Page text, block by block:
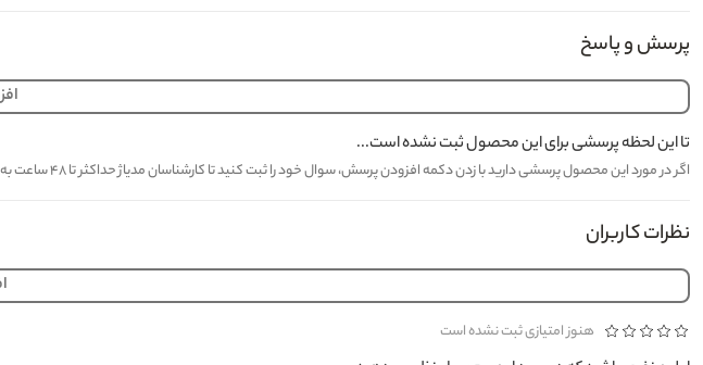
پرسش و پاسخ
تا این لحظه پرسشی برای این محصول ثبت نشده است...
اگر در مورد این محصول پرسشی دارید با زدن دکمه افزودن پرسش، سوال خود را ثبت کنید تا کارشناسان مدیاژ حداکثر تا ۴۸ ساعت به شما پاسخ دهند
نظرات کاربران
هنوز امتیازی ثبت نشده است